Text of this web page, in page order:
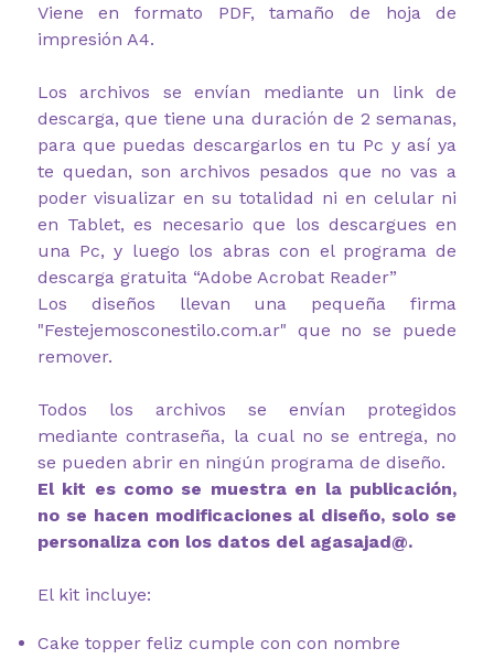
Viene en formato PDF, tamaño de hoja de
impresión A4.
Los archivos se envían mediante un link de
descarga, que tiene una duración de 2 semanas,
para que puedas descargarlos en tu Pc y así ya
te quedan, son archivos pesados que no vas a
poder visualizar en su totalidad ni en celular ni
en Tablet, es necesario que los descargues en
una Pc, y luego los abras con el programa de
descarga gratuita “Adobe Acrobat Reader”
Los diseños llevan una pequeña firma
"Festejemosconestilo.com.ar" que no se puede
remover.
Todos los archivos se envían protegidos
mediante contraseña, la cual no se entrega, no
se pueden abrir en ningún programa de diseño.
El kit es como se muestra en la publicación,
no se hacen modificaciones al diseño, solo se
personaliza con los datos del agasajad@.
El kit incluye:
Cake topper feliz cumple con con nombre